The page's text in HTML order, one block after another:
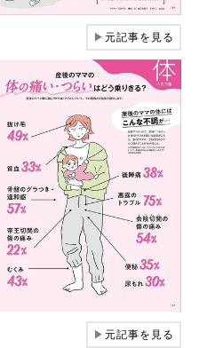
▶元記事を見る
▶元記事を見る